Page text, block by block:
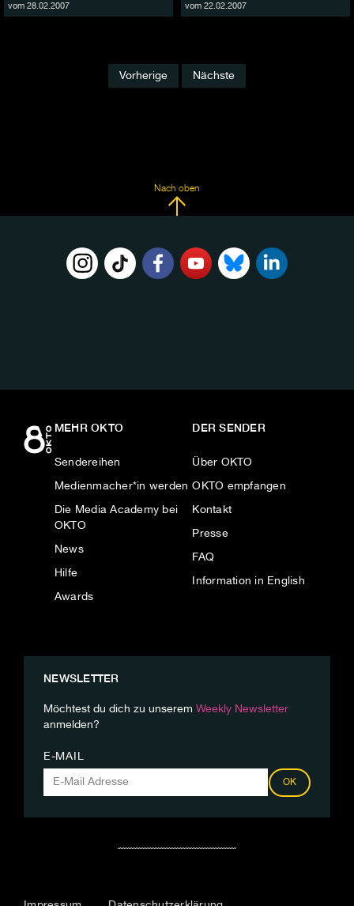
vom 28.02.2007 vom 22.02.2007
Vorherige Nächste
Nach oben
MEHR OKTO
Sendereihen
Medienmacher*in werden
Die Media Academy bei
OKTO
News
Hilfe
Awards
DER SENDER
Über OKTO
OKTO empfangen
Kontakt
Presse
FAQ
Information in English
NEWSLETTER
Möchtest du dich zu unserem Weekly Newsletter
anmelden?
E-MAIL
OK